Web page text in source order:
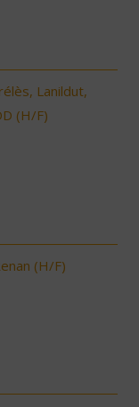
Lanildut,
(H/F)
(H/F)